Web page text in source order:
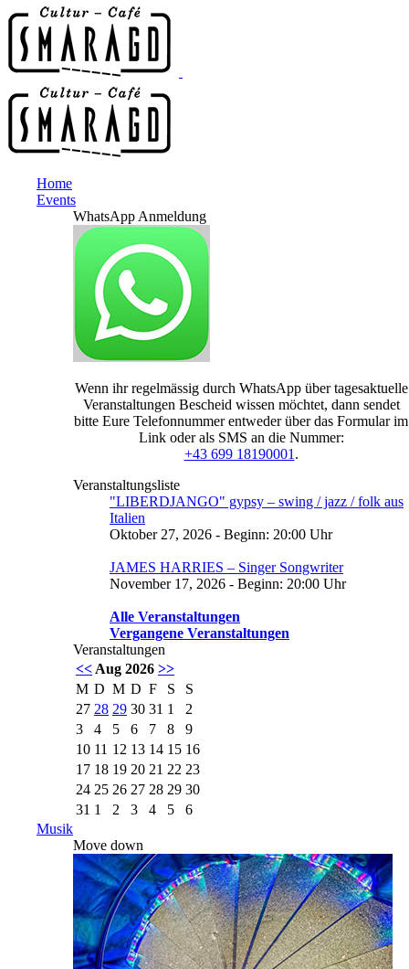
Home
Events
WhatsApp Anmeldung
Wenn ihr regelmässig durch WhatsApp über tagesaktuelle
Veranstaltungen Bescheid wissen möchtet, dann sendet
bitte Eure Telefonnummer entweder über das Formular im
Link oder als SMS an die Nummer:
+43 699 18190001 .
Veranstaltungsliste
"LIBERDJANGO" gypsy – swing / jazz / folk aus
Italien
Oktober 27, 2026 - Beginn: 20:00 Uhr
JAMES HARRIES – Singer Songwriter
November 17, 2026 - Beginn: 20:00 Uhr
Alle Veranstaltungen
Vergangene Veranstaltungen
Veranstaltungen
<< Aug 2026 >>
M D M D F S
S
27 28 29 30 31 1
2
3
4 5 6 7 8
9
10 11 12 13 14 15 16
17 18 19 20 21 22 23
24 25 26 27 28 29 30
31 1 2 3 4 5
6
Musik
Move down